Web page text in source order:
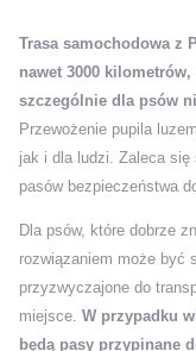
Trasa samochodowa z
nawet 3000
szczególnie dla psów
Przewożenie pupila
jak i dla ludzi. Zaleca się
pasów bezpieczeństwa
Dla psów, które dobrze
rozwiązaniem może być
przyzwyczajone do
miejsce. W przypadku
będą pasy przypinane